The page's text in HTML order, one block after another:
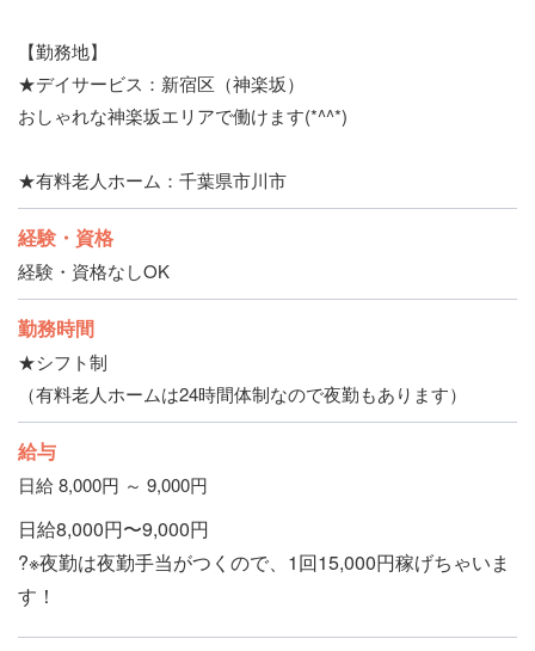
【勤務地】
★デイサービス：新宿区（神楽坂）
おしゃれな神楽坂エリアで働けます(*^^*)
★有料老人ホーム：千葉県市川市
経験・資格
経験・資格なしOK
勤務時間
★シフト制
（有料老人ホームは24時間体制なので夜勤もあります）
給与
日給 8,000円 ～ 9,000円
日給8,000円〜9,000円
?※夜勤は夜勤手当がつくので、1回15,000円稼げちゃいま
す！